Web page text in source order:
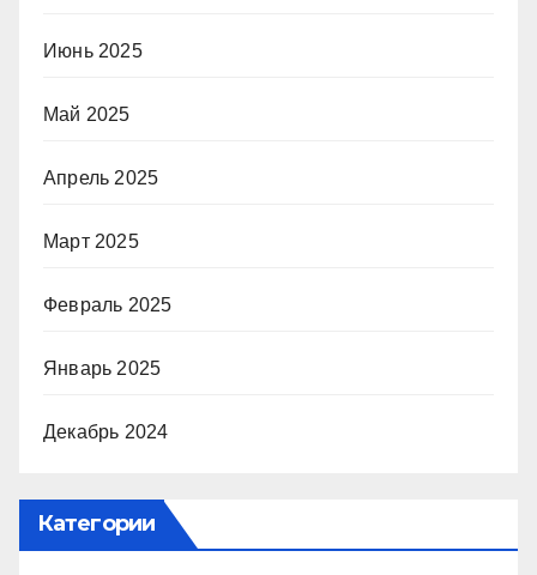
Июнь 2025
Май 2025
Апрель 2025
Март 2025
Февраль 2025
Январь 2025
Декабрь 2024
Категории